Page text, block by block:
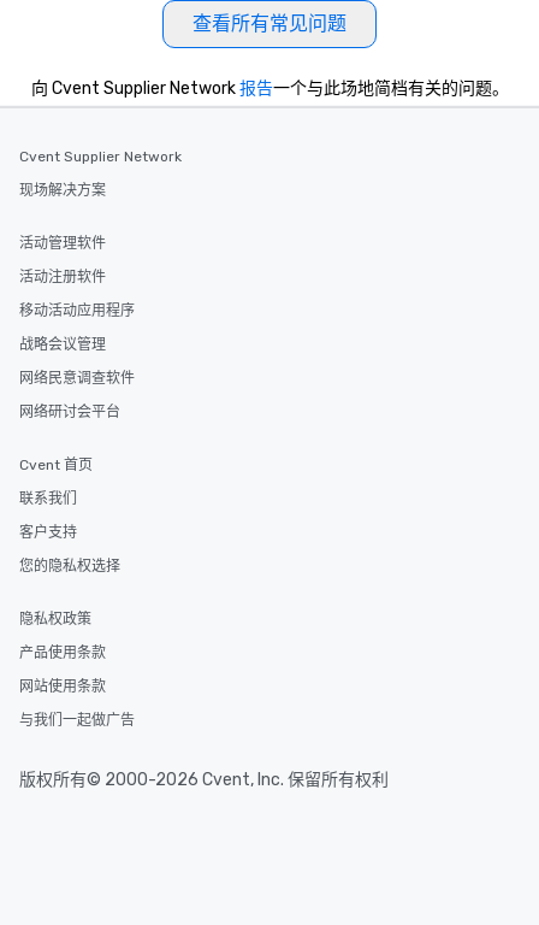
查看所有常见问题
向 Cvent Supplier Network报告一个与此场地简档有关的问题。
Cvent Supplier Network
现场解决方案
活动管理软件
活动注册软件
移动活动应用程序
战略会议管理
网络民意调查软件
网络研讨会平台
Cvent 首页
联系我们
客户支持
您的隐私权选择
隐私权政策
产品使用条款
网站使用条款
与我们一起做广告
版权所有© 2000-2026 Cvent, Inc. 保留所有权利